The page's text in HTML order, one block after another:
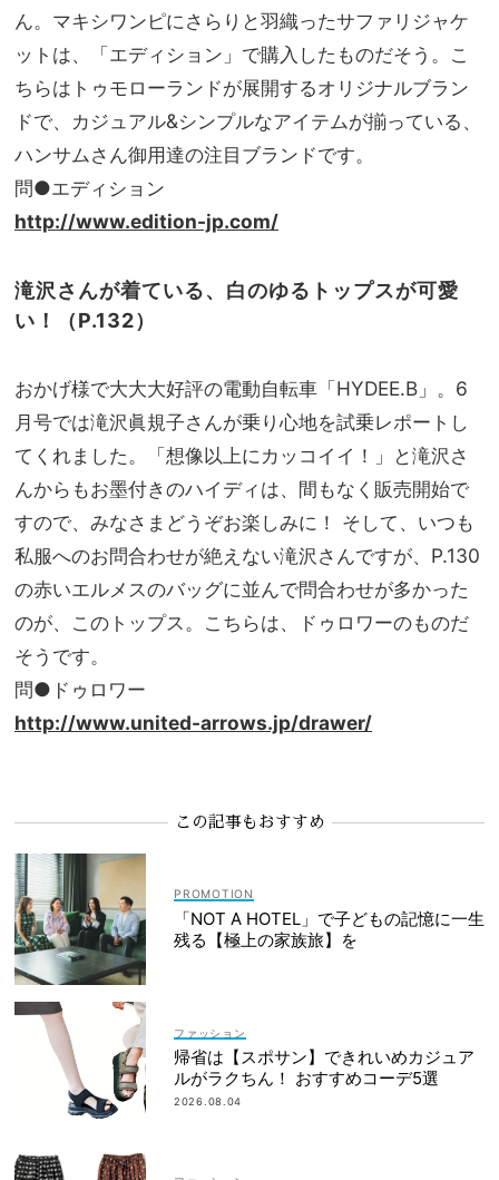
ん。マキシワンピにさらりと羽織ったサファリジャケ
ットは、「エディション」で購入したものだそう。こ
ちらはトゥモローランドが展開するオリジナルブラン
ドで、カジュアル&シンプルなアイテムが揃っている、
ハンサムさん御用達の注目ブランドです。
問●エディション
http://www.edition-jp.com/
滝沢さんが着ている、白のゆるトップスが可愛
い！（P.132）
おかげ様で大大大好評の電動自転車「HYDEE.B」。6
月号では滝沢眞規子さんが乗り心地を試乗レポートし
てくれました。「想像以上にカッコイイ！」と滝沢さ
んからもお墨付きのハイディは、間もなく販売開始で
すので、みなさまどうぞお楽しみに！ そして、いつも
私服へのお問合わせが絶えない滝沢さんですが、P.130
の赤いエルメスのバッグに並んで問合わせが多かった
のが、このトップス。こちらは、ドゥロワーのものだ
そうです。
問●ドゥロワー
http://www.united-arrows.jp/drawer/
この記事もおすすめ
「NOT A HOTEL」で子どもの記憶に一生
残る【極上の家族旅】を
ファッション
帰省は【スポサン】できれいめカジュア
ルがラクちん！ おすすめコーデ5選
2026.08.04